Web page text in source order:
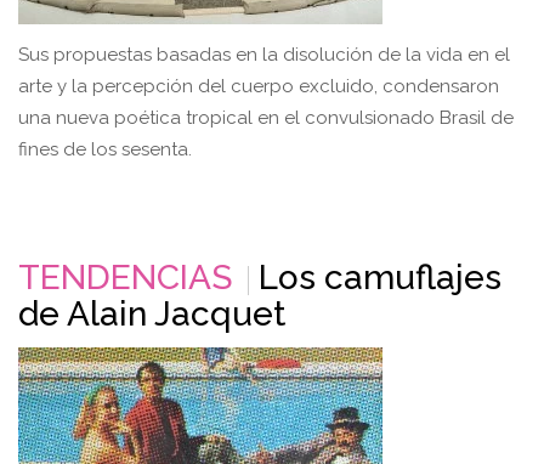
Sus propuestas basadas en la disolución de la vida en el
arte y la percepción del cuerpo excluido, condensaron
una nueva poética tropical en el convulsionado Brasil de
fines de los sesenta.
TENDENCIAS
Los camuflajes
de Alain Jacquet